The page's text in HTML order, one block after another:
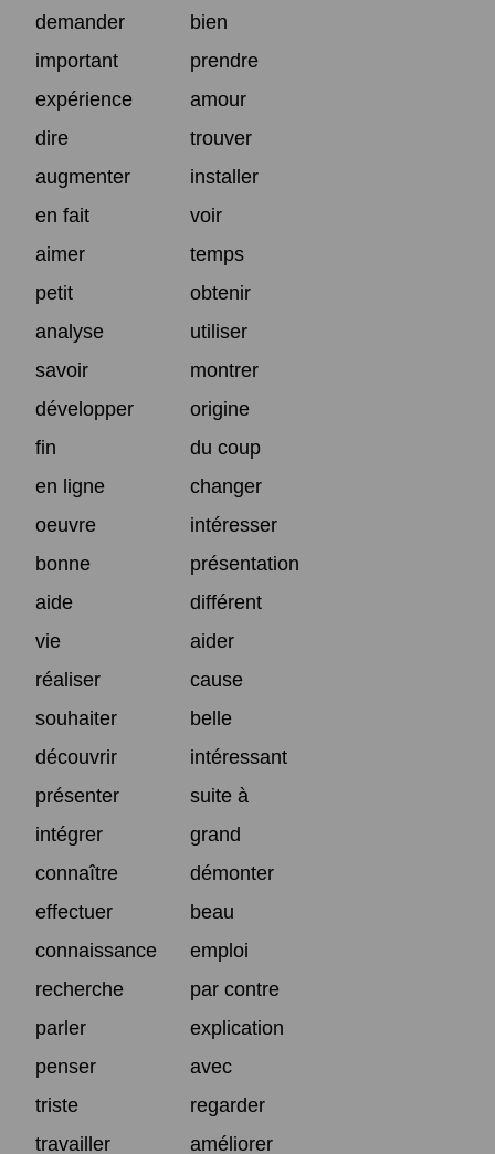
demander
bien
important
prendre
expérience
amour
dire
trouver
augmenter
installer
en fait
voir
aimer
temps
petit
obtenir
analyse
utiliser
savoir
montrer
développer
origine
fin
du coup
en ligne
changer
oeuvre
intéresser
bonne
présentation
aide
différent
vie
aider
réaliser
cause
souhaiter
belle
découvrir
intéressant
présenter
suite à
intégrer
grand
connaître
démonter
effectuer
beau
connaissance
emploi
recherche
par contre
parler
explication
penser
avec
triste
regarder
travailler
améliorer